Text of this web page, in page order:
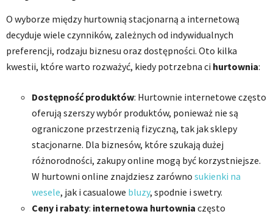
O wyborze między hurtownią stacjonarną a internetową
decyduje wiele czynników, zależnych od indywidualnych
preferencji, rodzaju biznesu oraz dostępności. Oto kilka
kwestii, które warto rozważyć, kiedy potrzebna ci hurtownia:
Dostępność produktów: Hurtownie internetowe często
oferują szerszy wybór produktów, ponieważ nie są
ograniczone przestrzenią fizyczną, tak jak sklepy
stacjonarne. Dla biznesów, które szukają dużej
różnorodności, zakupy online mogą być korzystniejsze.
W hurtowni online znajdziesz zarówno sukienki na
wesele, jak i casualowe bluzy, spodnie i swetry.
Ceny i rabaty: internetowa hurtownia często